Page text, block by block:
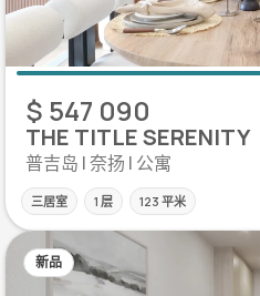
$ 547 090
THE TITLE SERENITY
普吉岛 | 奈扬 | 公寓
三居室 1 层 123 平米
新品